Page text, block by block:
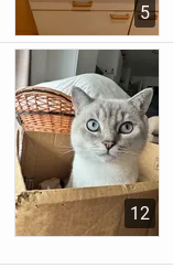
5
12